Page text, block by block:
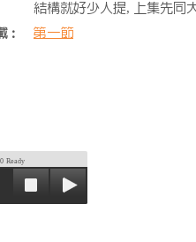
結構就好少人提, 上集先同
： 第一節
Ready